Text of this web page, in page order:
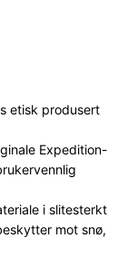
etisk produsert
Expedition-
i slitesterkt
mot snø,